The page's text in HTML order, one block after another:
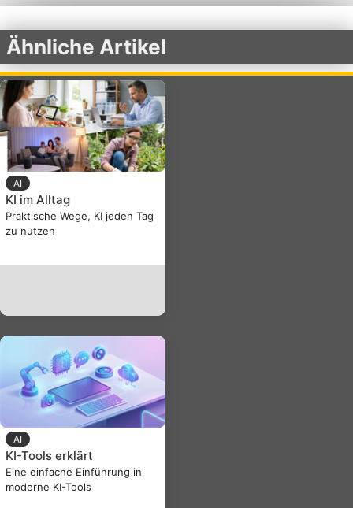
Ähnliche Artikel
AI
KI im Alltag
Praktische Wege, KI jeden Tag
zu nutzen
AI
KI-Tools erklärt
Eine einfache Einführung in
moderne KI-Tools